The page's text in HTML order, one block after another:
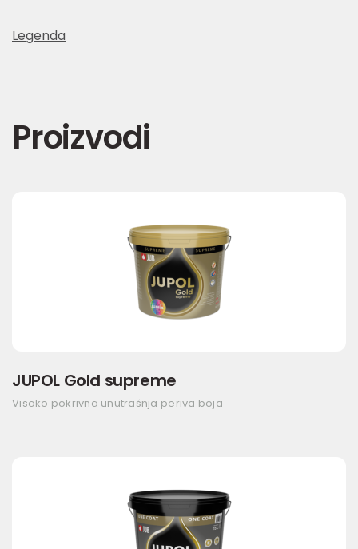
Legenda
Proizvodi
JUPOL Gold supreme
Visoko pokrivna unutrašnja periva boja